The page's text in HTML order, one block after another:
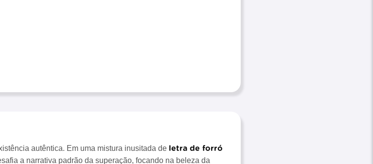
autêntica. Em uma mistura inusitada de letra de forró
a narrativa padrão da superação, focando na beleza da